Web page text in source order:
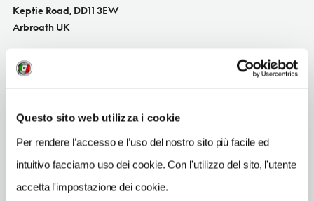
Questo sito web utilizza i cookie
Per rendere l’accesso e l’uso del nostro sito più facile ed
intuitivo facciamo uso dei cookie. Con l'utilizzo del sito, l'utente
accetta l'impostazione dei cookie.
Keptie Road, DD11 3EW
Arbroath UK
angusalive.scot/sport-leisure
arbroathsportscentre@angusalive.scot
TELEFONO
1241465400